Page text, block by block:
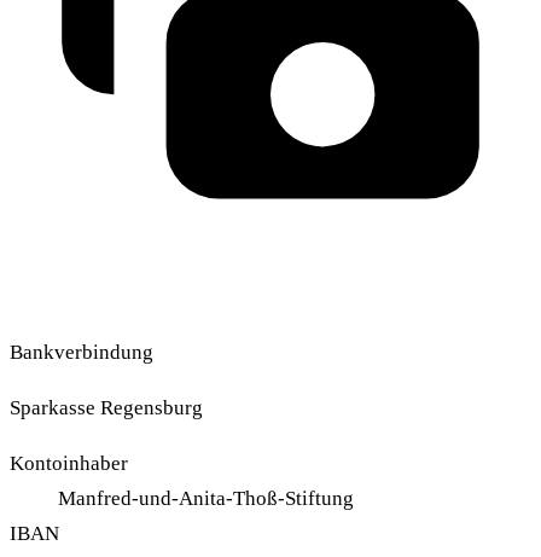
Bankverbindung
Sparkasse Regensburg
Kontoinhaber
Manfred-und-Anita-Thoß-Stiftung
IBAN